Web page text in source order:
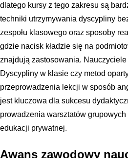
dlatego kursy z tego zakresu są
techniki utrzymywania dyscypliny
zespołu klasowego oraz sposoby
gdzie nacisk kładzie się na
znajdują zastosowania.
Dyscypliny w klasie czy metod
przeprowadzenia lekcji w sposób
jest kluczowa dla sukcesu
prowadzenia warsztatów
edukacji prywatnej.
Awans zawodowy